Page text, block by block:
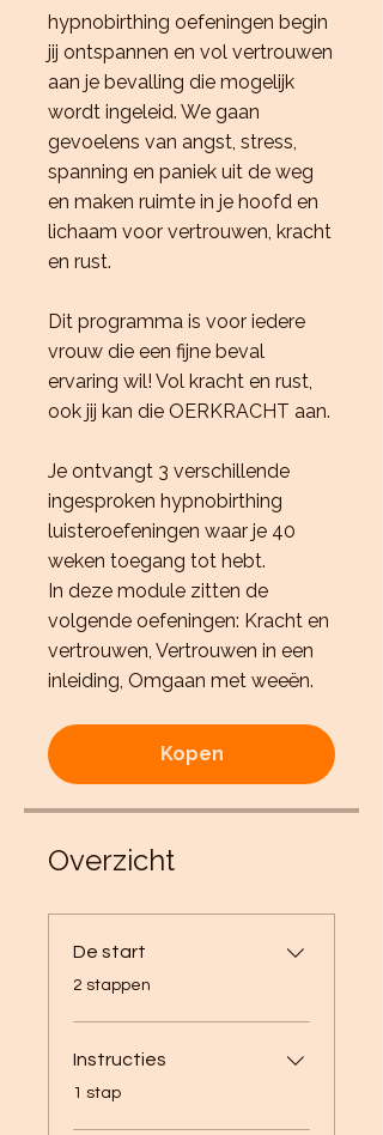
hypnobirthing oefeningen begin
jij ontspannen en vol vertrouwen
aan je bevalling die mogelijk
wordt ingeleid. We gaan
gevoelens van angst, stress,
spanning en paniek uit de weg
en maken ruimte in je hoofd en
lichaam voor vertrouwen, kracht
en rust.
Dit programma is voor iedere
vrouw die een fijne beval
ervaring wil! Vol kracht en rust,
ook jij kan die OERKRACHT aan.
Je ontvangt 3 verschillende
ingesproken hypnobirthing
luisteroefeningen waar je 40
weken toegang tot hebt.
In deze module zitten de
volgende oefeningen: Kracht en
vertrouwen, Vertrouwen in een
inleiding, Omgaan met weeën.
Kopen
Overzicht
De start
.2 stappen
Instructies
.1 stap